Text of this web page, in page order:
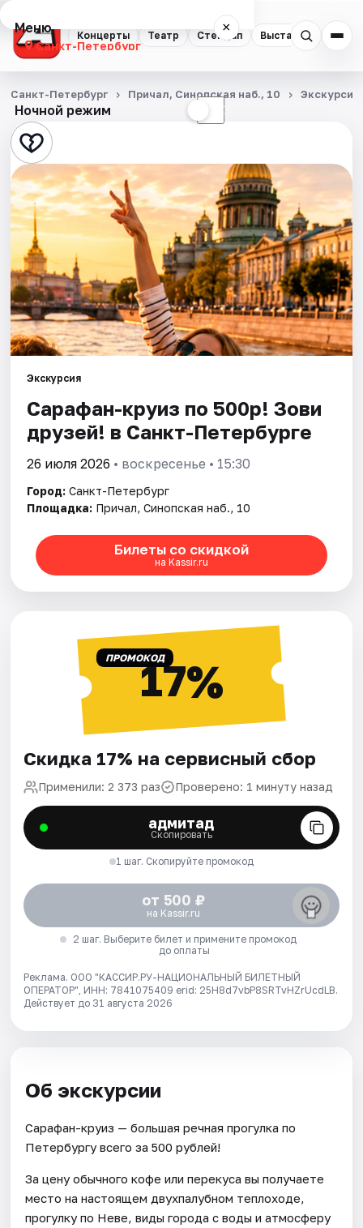
Концерты Театр Стендап Выставки
Меню ×
Санкт-Петербург
Концерты
Театр
Стендап
Выставки
Квесты
Экскурсии
Спорт
События
Города
Площадки
Рейтинги
Ночной режим ☾
Санкт-Петербург Причал, Синопская наб., 10 Экскурсии
Экскурсия
Сарафан-круиз по 500р! Зови
друзей! в Санкт-Петербурге
26 июля 2026 • воскресенье • 15:30
Город: Санкт-Петербург
Площадка: Причал, Синопская наб., 10
Билеты со скидкой
на Kassir.ru
ПРОМОКОД17%
Скидка 17% на сервисный сбор
Применили: 2 373 раз Проверено: 1 минуту назад
адмитад
Скопировать
1 шаг. Скопируйте промокод
от 500 ₽
на Kassir.ru
2 шаг. Выберите билет и примените промокод
до оплаты
Реклама. ООО "КАССИР.РУ-НАЦИОНАЛЬНЫЙ БИЛЕТНЫЙ
ОПЕРАТОР", ИНН: 7841075409 erid: 25H8d7vbP8SRTvHZrUcdLB.
Действует до 31 августа 2026
Об экскурсии
Сарафан-круиз — большая речная прогулка по
Петербургу всего за 500 рублей!
За цену обычного кофе или перекуса вы получаете
место на настоящем двухпалубном теплоходе,
прогулку по Неве, виды города с воды и атмосферу